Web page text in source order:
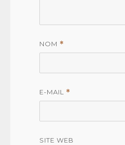
NOM *
E-MAIL *
SITE WEB